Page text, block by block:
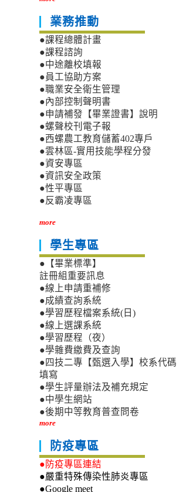
業務推動
●課程總體計畫
●課程諮詢
●中途離校填報
●員工協助方案
●職業安全衛生管理
●內部控制聲明書
●申請補發【畢業證書】說明
●螺聲校刊電子報
●西螺農工教育儲蓄402專戶
●雲林區-實用技能學程分發
●資安專區
●資訊安全政策
●性平專區
●反霸凌專區
more
學生專區
●【畢業標準】
註冊組重要訊息
●線上申請重補修
●成績查詢系統
●學習歷程檔案系統(日)
●線上選課系統
●學習歷程（夜）
●學雜費繳費及查詢
●四技二專【甄選入學】校系代碼
填寫
●學生評量辦法及補充規定
●中學生網站
●後期中等教育普查問卷
more
防疫專區
●防疫專區連結
●嚴重特殊傳染性肺炎專區
●Google meet